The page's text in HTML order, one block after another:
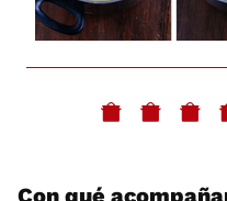
Con qué